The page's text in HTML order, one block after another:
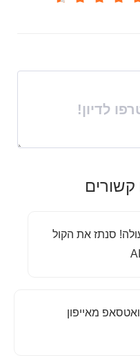
לדיון!
סנתז את הקול
מאייפון